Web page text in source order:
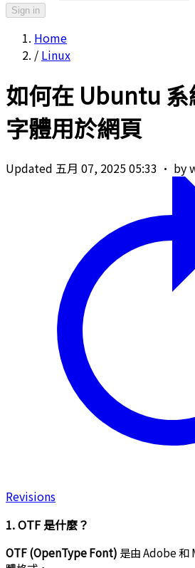
Sign in
Home
/ Linux
如何在 Ubuntu 系
字體用於網頁
Updated 五月 07, 2025 05:33 · by
Revisions
1. OTF 是什麼？
OTF (OpenType Font) 是由 Adobe 和